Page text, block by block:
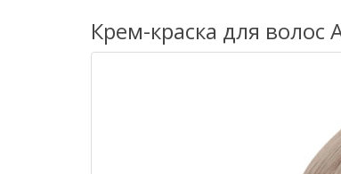
Крем-краска для волос